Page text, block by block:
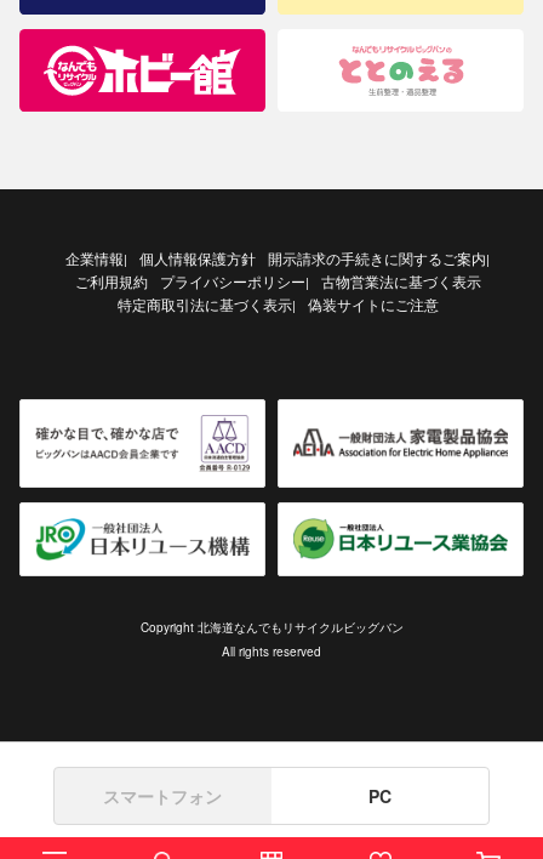
企業情報| 個人情報保護方針 開示請求の手続きに関するご案内|
ご利用規約 プライバシーポリシー|
古物営業法に基づく表示
特定商取引法に基づく表示| 偽装サイトにご注意
Copyright 北海道なんでもリサイクルビッグバン
All rights reserved
スマートフォン PC